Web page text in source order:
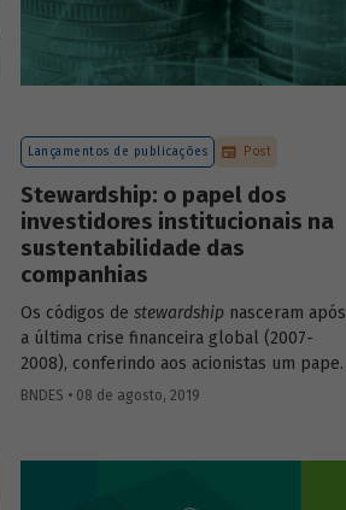
Lançamentos de publicações Post
Stewardship: o papel dos
investidores institucionais na
sustentabilidade das
companhias
Os códigos de stewardship nasceram após
a última crise financeira global (2007-
2008), conferindo aos acionistas um papel
mais relevante na governança corporativa
contínua entre investidores e
BNDES • 08 de agosto, 2019